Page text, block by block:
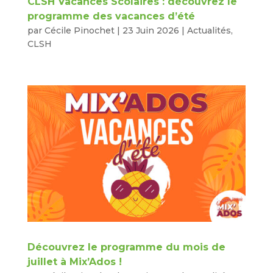
programme des vacances d’été
par Cécile Pinochet| 23 Juin 2026 | Actualités,
CLSH
Découvrez le programme du mois de
juillet à Mix’Ados !